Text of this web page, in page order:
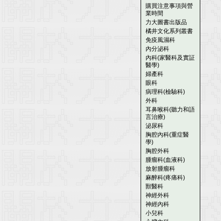
購買注意事項與營
業時間
力大圖書出版品
橘井文化系列叢書
免疫風濕科
內分泌科
內科(家醫科及實証
醫學)
婦產科
眼科
病理科(檢驗科)
外科
耳鼻喉科(聽力和語
言治療)
泌尿科
胸腔內科(重症醫
學)
胸腔外科
腫瘤科(血液科)
放射腫瘤科
麻醉科(疼痛科)
獸醫科
神經外科
神經內科
小兒科